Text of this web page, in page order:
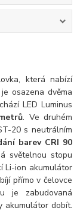
která nabízí
osazena dvěma
LED Luminus
. Ve druhém
20 s neutrálním
barev CRI 90
světelnou stopu
Li-ion akumulátor
přímo v čelovce
je zabudovaná
akumulátor dobít.